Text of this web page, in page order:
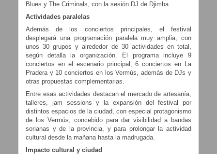
Blues y The Criminals, con la sesión DJ de Djimba.
Actividades paralelas
Además de los conciertos principales, el festival
desplegará una programación paralela muy amplia, con
unos 30 grupos y alrededor de 30 actividades en total,
según detalla la organización. El programa incluye 9
conciertos en el escenario principal, 6 conciertos en La
Pradera y 10 conciertos en los Vermús, además de DJs y
otras propuestas complementarias.
Entre esas actividades destacan el mercado de artesanía,
talleres, jam sessions y la expansión del festival por
distintos espacios de la ciudad, con especial protagonismo
de los Vermús, concebido para dar visibilidad a bandas
sorianas y de la provincia, y para prolongar la actividad
cultural desde la mañana hasta la madrugada.
Impacto cultural y ciudad